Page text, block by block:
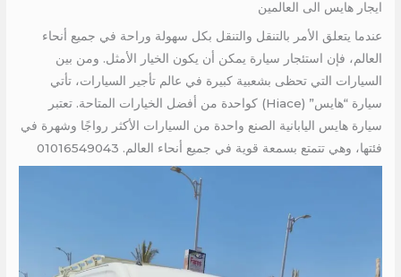
ايجار هايس الى العالمين
عندما يتعلق الأمر بالتنقل والتنقل بكل سهولة وراحة في جميع أنحاء
العالم، فإن استئجار سيارة يمكن أن يكون الخيار الأمثل. ومن بين
السيارات التي تحظى بشعبية كبيرة في عالم تأجير السيارات، تأتي
سيارة “هايس” (Hiace) كواحدة من أفضل الخيارات المتاحة. تعتبر
سيارة هايس اليابانية الصنع واحدة من السيارات الأكثر رواجًا وشهرة في
فئتها، وهي تتمتع بسمعة قوية في جميع أنحاء العالم. 01016549043